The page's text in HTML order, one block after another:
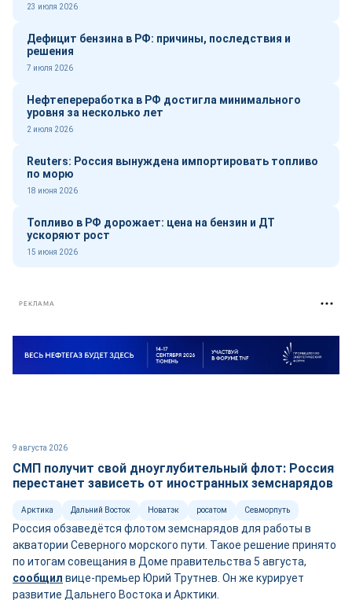
23 июля 2026
Дефицит бензина в РФ: причины, последствия и
решения
7 июля 2026
Нефтепереработка в РФ достигла минимального
уровня за несколько лет
2 июля 2026
Reuters: Россия вынуждена импортировать топливо
по морю
18 июня 2026
Топливо в РФ дорожает: цена на бензин и ДТ
ускоряют рост
15 июня 2026
РЕКЛАМА
9 августа 2026
СМП получит свой дноуглубительный флот: Россия
перестанет зависеть от иностранных земснарядов
Арктика Дальний Восток Новатэк росатом Севморпуть
Россия обзаведётся флотом земснарядов для работы в
акватории Северного морского пути. Такое решение принято
по итогам совещания в Доме правительства 5 августа,
сообщил вице-премьер Юрий Трутнев. Он же курирует
развитие Дальнего Востока и Арктики.